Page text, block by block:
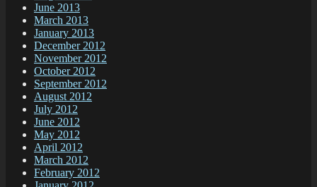
June 2013
March 2013
January 2013
December 2012
November 2012
October 2012
September 2012
August 2012
July 2012
June 2012
May 2012
April 2012
March 2012
February 2012